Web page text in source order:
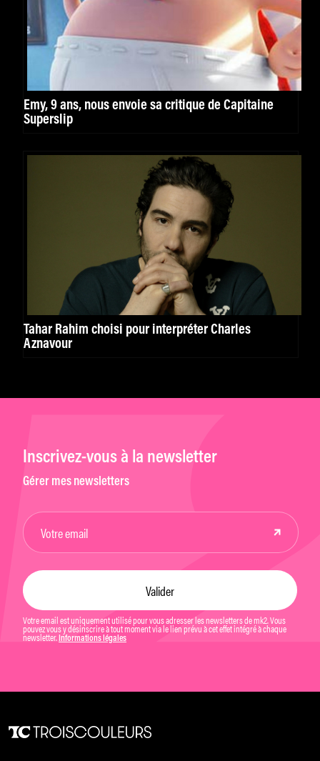
Emy, 9 ans, nous envoie sa critique de Capitaine
Superslip
Tahar Rahim choisi pour interpréter Charles
Aznavour
Inscrivez-vous à la newsletter
Gérer mes newsletters
Votre email est uniquement utilisé pour vous adresser les newsletters de mk2. Vous
pouvez vous y désinscrire à tout moment via le lien prévu à cet effet intégré à chaque
newsletter. Informations légales